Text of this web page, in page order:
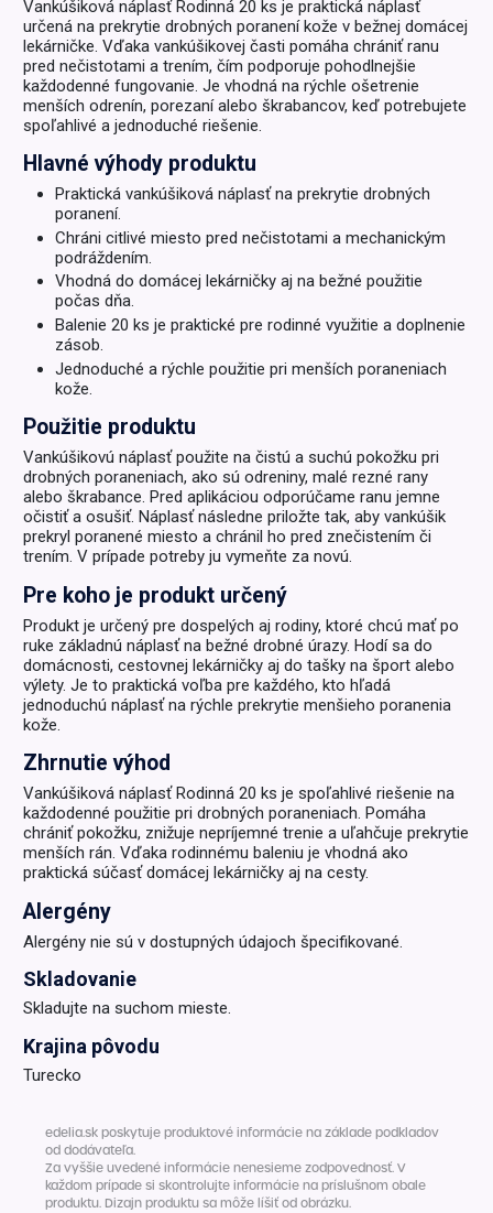
Vankúšiková náplasť Rodinná 20 ks je praktická náplasť
určená na prekrytie drobných poranení kože v bežnej domácej
lekárničke. Vďaka vankúšikovej časti pomáha chrániť ranu
pred nečistotami a trením, čím podporuje pohodlnejšie
každodenné fungovanie. Je vhodná na rýchle ošetrenie
menších odrenín, porezaní alebo škrabancov, keď potrebujete
spoľahlivé a jednoduché riešenie.
Hlavné výhody produktu
Praktická vankúšiková náplasť na prekrytie drobných
poranení.
Chráni citlivé miesto pred nečistotami a mechanickým
podráždením.
Vhodná do domácej lekárničky aj na bežné použitie
počas dňa.
Balenie 20 ks je praktické pre rodinné využitie a doplnenie
zásob.
Jednoduché a rýchle použitie pri menších poraneniach
kože.
Použitie produktu
Vankúšikovú náplasť použite na čistú a suchú pokožku pri
drobných poraneniach, ako sú odreniny, malé rezné rany
alebo škrabance. Pred aplikáciou odporúčame ranu jemne
očistiť a osušiť. Náplasť následne priložte tak, aby vankúšik
prekryl poranené miesto a chránil ho pred znečistením či
trením. V prípade potreby ju vymeňte za novú.
Pre koho je produkt určený
Produkt je určený pre dospelých aj rodiny, ktoré chcú mať po
ruke základnú náplasť na bežné drobné úrazy. Hodí sa do
domácnosti, cestovnej lekárničky aj do tašky na šport alebo
výlety. Je to praktická voľba pre každého, kto hľadá
jednoduchú náplasť na rýchle prekrytie menšieho poranenia
kože.
Zhrnutie výhod
Vankúšiková náplasť Rodinná 20 ks je spoľahlivé riešenie na
každodenné použitie pri drobných poraneniach. Pomáha
chrániť pokožku, znižuje nepríjemné trenie a uľahčuje prekrytie
menších rán. Vďaka rodinnému baleniu je vhodná ako
praktická súčasť domácej lekárničky aj na cesty.
Alergény
Alergény nie sú v dostupných údajoch špecifikované.
Skladovanie
Skladujte na suchom mieste.
Krajina pôvodu
Turecko
edelia.sk poskytuje produktové informácie na základe podkladov
od dodávateľa.
Za vyššie uvedené informácie nenesieme zodpovednosť. V
každom prípade si skontrolujte informácie na príslušnom obale
produktu. Dizajn produktu sa môže líšiť od obrázku.